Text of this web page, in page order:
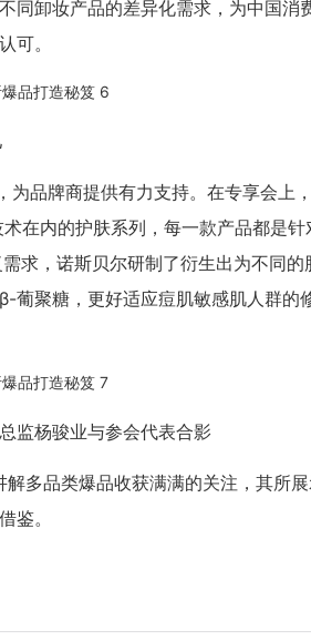
同卸妆产品的差异化需求，为中国消
可。
品牌商提供有力支持。在专享会上
在内的护肤系列，每一款产品都是针
求，诺斯贝尔研制了衍生出为不同的
葡聚糖，更好适应痘肌敏感肌人群的
监杨骏业与参会代表合影
多品类爆品收获满满的关注，其所
鉴。